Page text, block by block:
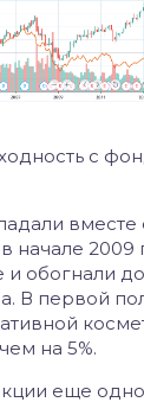
с
начале 2009
и обогнали
В первой
на 5%.
еще